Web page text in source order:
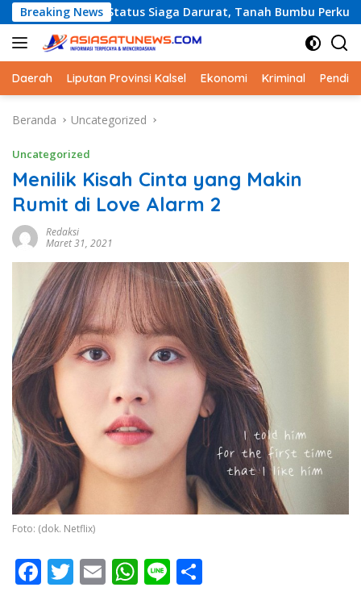
Langsung
ke
konten
Breaking News
Siaga Darurat, Tanah Bumbu Perkuat Kesiapsiagaan
Daerah Liputan Provinsi Kalsel Ekonomi Kriminal
Beranda Uncategorized
Uncategorized
Menilik Kisah Cinta yang Makin
Rumit di Love Alarm 2
Redaksi
Maret 31, 2021
Foto: (dok. Netflix)
F T E W Li